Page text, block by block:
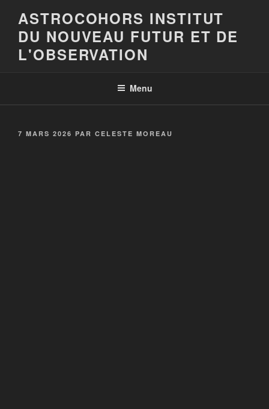
contenu
principal
ASTROCOHORS INSTITUT
DU NOUVEAU FUTUR ET DE
L'OBSERVATION
Menu
PUBLIÉ
7 MARS 2026 PAR CELESTE MOREAU